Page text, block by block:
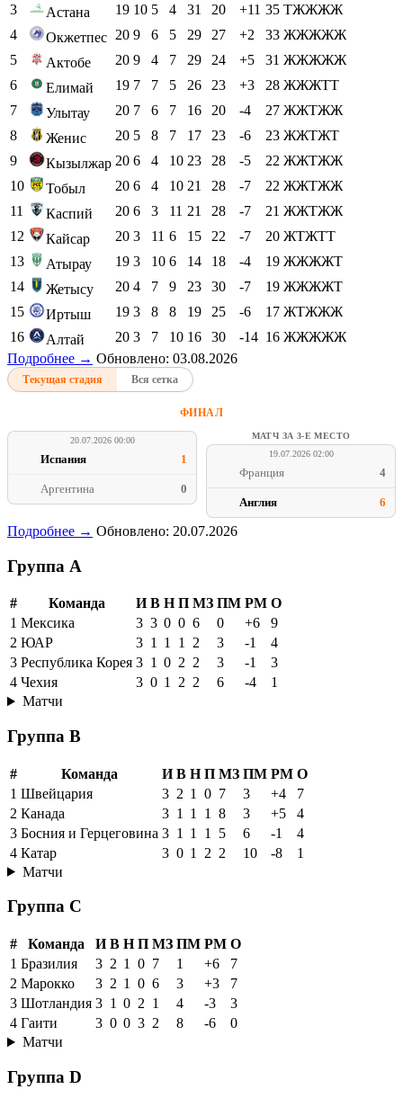
3
Астана 19 10 5 4 31 20 +11 35 ТЖЖЖЖ
4
Окжетпес 20 9 6 5 29 27 +2 33 ЖЖЖЖЖ
5
Актобе 20 9 4 7 29 24 +5 31 ЖЖЖЖЖ
6
Елимай 19 7 7 5 26 23 +3 28 ЖЖЖТТ
7
Улытау 20 7 6 7 16 20 -4 27 ЖЖТЖЖ
8
Женис 20 5 8 7 17 23 -6 23 ЖЖТЖТ
9
Кызылжар 20 6 4 10 23 28 -5 22 ЖЖТЖЖ
10
Тобыл 20 6 4 10 21 28 -7 22 ЖЖТЖЖ
11
Каспий 20 6 3 11 21 28 -7 21 ЖЖТЖЖ
12
Кайсар 20 3 11 6 15 22 -7 20 ЖТЖТТ
13
Атырау 19 3 10 6 14 18 -4 19 ЖЖЖЖТ
14
Жетысу 20 4 7 9 23 30 -7 19 ЖЖЖЖТ
15
Иртыш 19 3 8 8 19 25 -6 17 ЖТЖЖЖ
16
Алтай 20 3 7 10 16 30 -14 16 ЖЖЖЖЖ
Подробнее → Обновлено: 03.08.2026
Текущая стадия Вся сетка
ФИНАЛ
20.07.2026 00:00
Испания 1
Аргентина 0
МАТЧ ЗА 3-Е МЕСТО
19.07.2026 02:00
Франция 4
Англия 6
Подробнее → Обновлено: 20.07.2026
Группа A
# Команда И В Н П МЗ ПМ РМ О
1 Мексика 3 3 0 0 6 0 +6
9
2 ЮАР 3 1 1 1 2 3 -1
4
3 Республика Корея 3 1 0 2 2 3 -1
3
4 Чехия 3 0 1 2 2 6 -4
1
Матчи
Группа B
# Команда И В Н П МЗ ПМ РМ О
1 Швейцария 3 2 1 0 7 3 +4
7
2 Канада 3 1 1 1 8 3 +5
4
3 Босния и Герцеговина 3 1 1 1 5 6 -1
4
4 Катар 3 0 1 2 2 10 -8
1
Матчи
Группа C
# Команда И В Н П МЗ ПМ РМ О
1 Бразилия 3 2 1 0 7 1 +6
7
2 Марокко 3 2 1 0 6 3 +3
7
3 Шотландия 3 1 0 2 1 4 -3
3
4 Гаити 3 0 0 3 2 8 -6
0
Матчи
Группа D